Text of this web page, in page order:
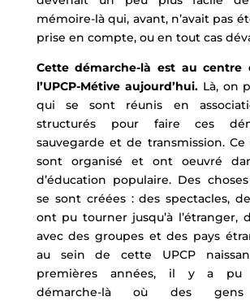
mémoire-là qui, avant, n’avait pas
prise en compte, ou en tout cas
Cette démarche-là est au centre
l’UPCP-Métive aujourd’hui.Là, on
qui se sont réunis en
structurés pour faire ces
sauvegarde et de transmission. Ce
sont organisé et ont oeuvré
d’éducation populaire. Des
se sont créées : des spectacles,
ont pu tourner jusqu’à l’étranger,
avec des groupes et des pays
au sein de cette UPCP
premières années, il y a pu
démarche-là où des